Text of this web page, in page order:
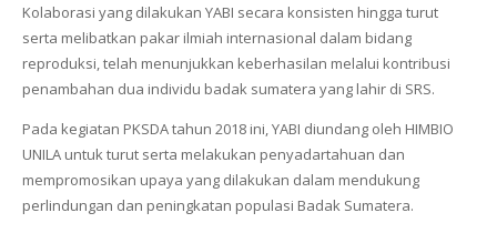
Kolaborasi yang dilakukan YABI secara konsisten hingga turut
serta melibatkan pakar ilmiah internasional dalam bidang
reproduksi, telah menunjukkan keberhasilan melalui kontribusi
penambahan dua individu badak sumatera yang lahir di SRS.
Pada kegiatan PKSDA tahun 2018 ini, YABI diundang oleh HIMBIO
UNILA untuk turut serta melakukan penyadartahuan dan
mempromosikan upaya yang dilakukan dalam mendukung
perlindungan dan peningkatan populasi Badak Sumatera.